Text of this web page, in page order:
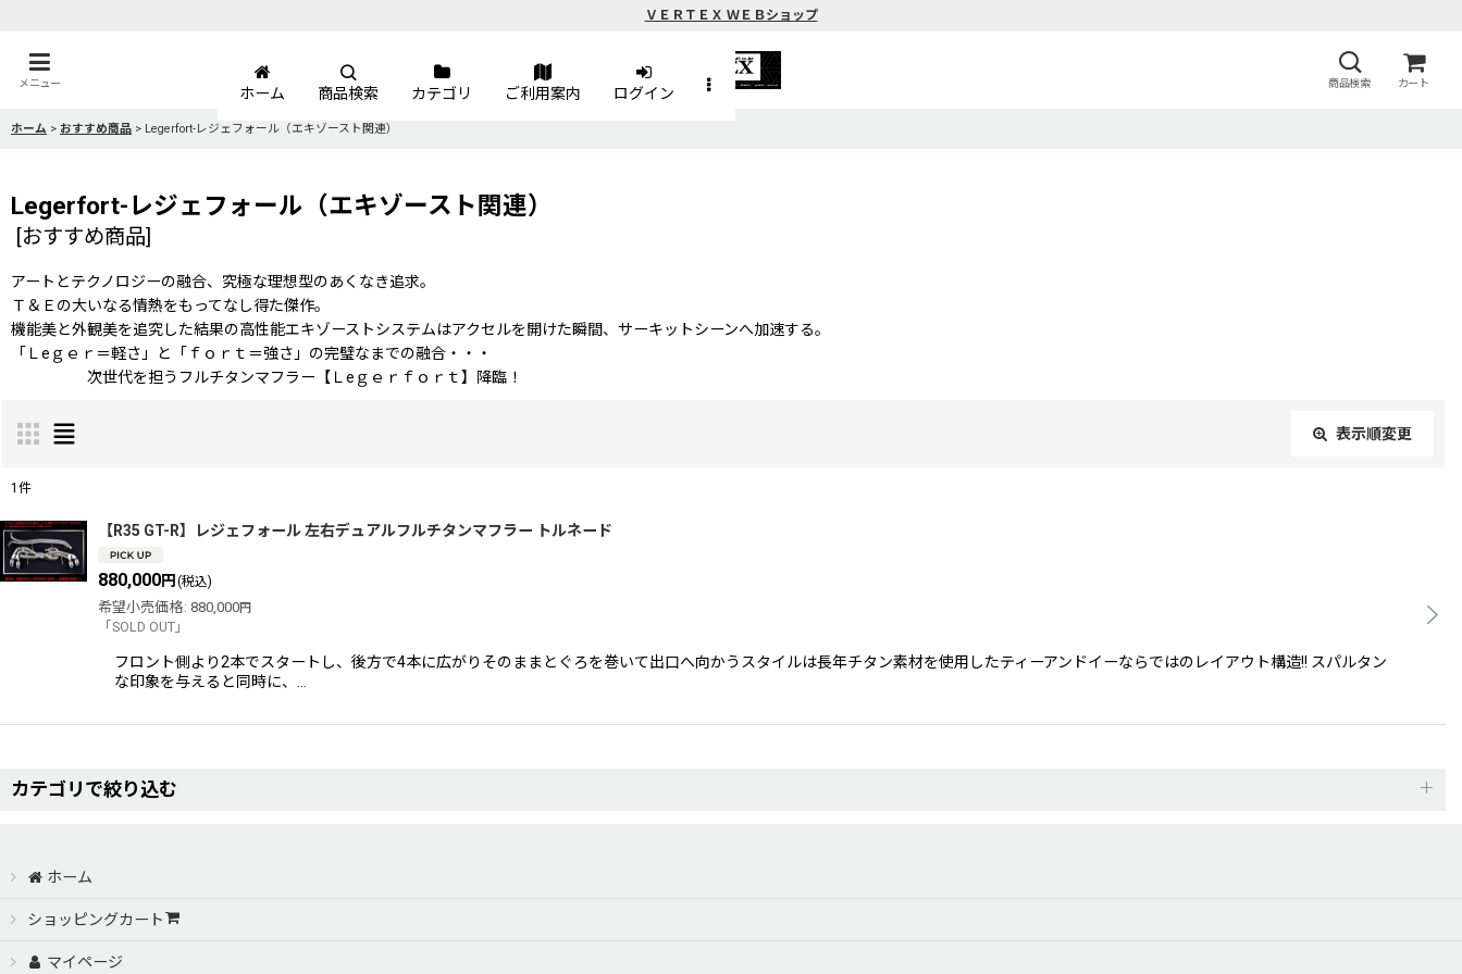
ＶＥＲＴＥＸ ＷＥＢショップ
メニュー 商品検索 カート
ホーム 商品検索 カテゴリ ご利用案内 ログイン
ホーム > おすすめ商品 > Legerfort-レジェフォール（エキゾースト関連）
Legerfort-レジェフォール（エキゾースト関連）
[おすすめ商品]
アートとテクノロジーの融合、究極な理想型のあくなき追求。
Ｔ＆Ｅの大いなる情熱をもってなし得た傑作。
機能美と外観美を追究した結果の高性能エキゾーストシステムはアクセルを開けた瞬間、サーキットシーンへ加速する。
「Ｌeｇｅｒ＝軽さ」と「ｆｏｒｔ＝強さ」の完璧なまでの融合・・・
次世代を担うフルチタンマフラー【Ｌeｇｅｒｆｏｒｔ】降臨！
表示順変更
サブカテゴリ:
絞り込む
1 件
【R35 GT-R】レジェフォール 左右デュアルフルチタンマフラー トルネード
880,000円 (税込)
希望小売価格: 880,000円
「SOLD OUT」
フロント側より2本でスタートし、後方で4本に広がりそのままとぐろを巻いて出口へ向かうスタイルは長年チタン素材を使用したティーアンドイーならではのレイアウト構造!! スパルタン
な印象を与えると同時に、…
カテゴリで絞り込む
フルチタンマフラー
エキゾーストマニホールド
ホーム
ショッピングカート
マイページ